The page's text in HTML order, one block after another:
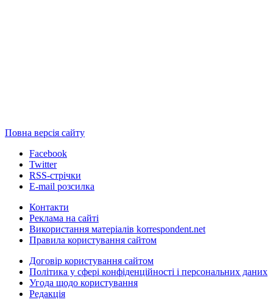
Повна версія сайту
Facebook
Twitter
RSS-стрічки
E-mail розсилка
Контакти
Реклама на сайті
Використання матеріалів korrespondent.net
Правила користування сайтом
Договір користування сайтом
Політика у сфері конфіденційності і персональних даних
Угода щодо користування
Редакція